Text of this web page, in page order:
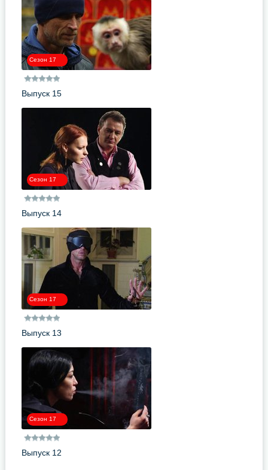
Сезон 17
Выпуск 15
Сезон 17
Выпуск 14
Сезон 17
Выпуск 13
Сезон 17
Выпуск 12